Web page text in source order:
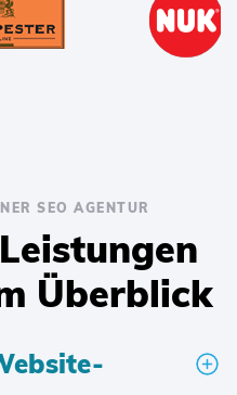
SEO AGENTUR
Überblick